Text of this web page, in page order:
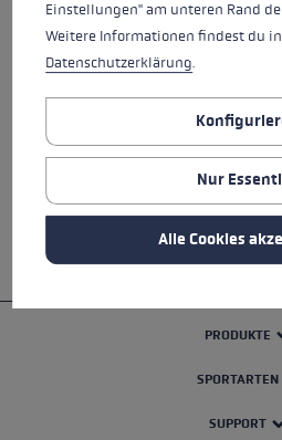
ALLE EIGENSCHAFTEN
SICHERHEITSHINWEISE
PRODUKTE
SPORTARTEN
SUPPORT
Einstellungen" am unteren Rand
Weitere Informationen findest du
Datenschutzerklärung.
Nur
Alle Cookies